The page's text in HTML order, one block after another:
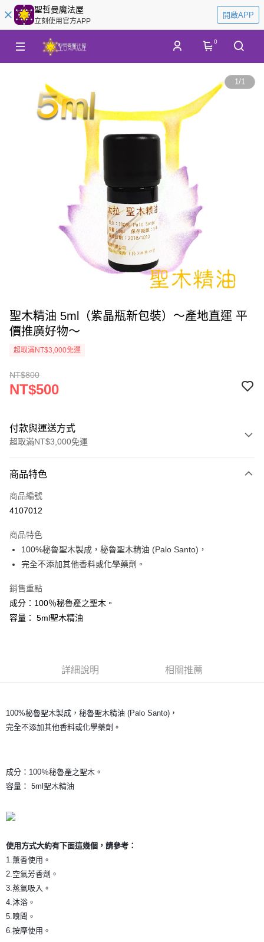
聖哲曼魔法屋
立刻使用官方APP
開啟APP
0
1/1
聖木精油 5ml（紫晶瓶新包裝）～產地直運 平
價推廣好物～
超取滿NT$3,000免運
NT$800
NT$500
付款與運送方式
超取滿NT$3,000免運
信用卡一次付款
超商取貨付款
Apple Pay
街口支付
悠遊付
ATM付款
每筆NT$80，滿NT$3,000(含以上)免運費
每筆NT$80，滿NT$3,000(含以上)免運費
郵局幫你送（離島）
每筆NT$80，滿NT$3,000(含以上)免運費
付款後門市自取
商品特色
商品編號
4107012
商品特色
100%秘魯聖木製成，秘魯聖木精油 (Palo Santo)，
完全不添加其他香料或化學藥劑。
銷售重點
成分：100％秘魯產之聖木。
容量： 5ml聖木精油
詳細說明 相關推薦
100%秘魯聖木製成，秘魯聖木精油 (Palo Santo)，
完全不添加其他香料或化學藥劑。
成分：100％秘魯產之聖木。
容量： 5ml聖木精油
使用方式大約有下面這幾個，請參考：
1.薰香使用。
2.空氣芳香劑。
3.蒸氣吸入。
4.沐浴。
5.嗅聞。
6.按摩使用。